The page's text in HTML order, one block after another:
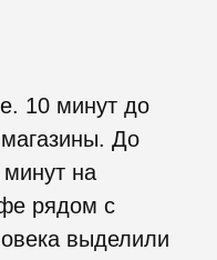
10 минут до
До
на
рядом с
выделили